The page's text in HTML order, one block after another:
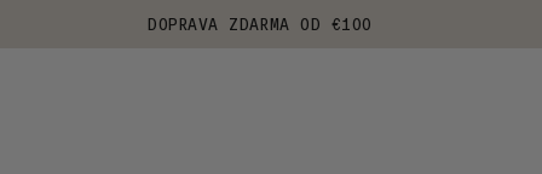
DOPRAVA ZDARMA OD €100